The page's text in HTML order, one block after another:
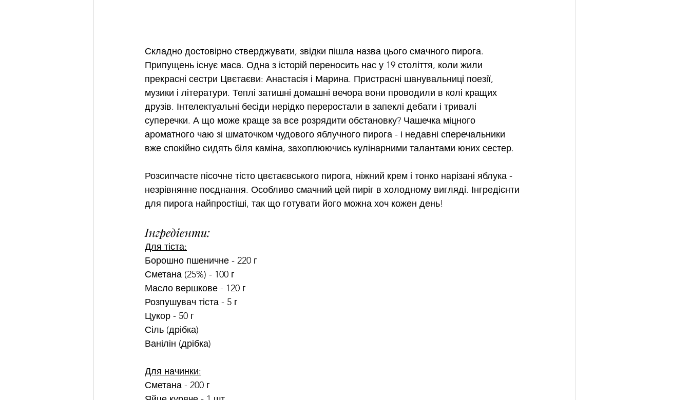
Складно достовірно стверджувати, звідки пішла назва цього смачного пирога.
Припущень існує маса. Одна з історій переносить нас у 19 століття, коли жили
прекрасні сестри Цвєтаєви: Анастасія і Марина. Пристрасні шанувальниці поезії,
музики і літератури. Теплі затишні домашні вечора вони проводили в колі кращих
друзів. Інтелектуальні бесіди нерідко переростали в запеклі дебати і тривалі
суперечки. А що може краще за все розрядити обстановку? Чашечка міцного
ароматного чаю зі шматочком чудового яблучного пирога - і недавні сперечальники
вже спокійно сидять біля каміна, захоплюючись кулінарними талантами юних сестер.
Розсипчасте пісочне тісто цвєтаєвського пирога, ніжний крем і тонко нарізані яблука -
незрівнянне поєднання. Особливо смачний цей пиріг в холодному вигляді. Інгредієнти
для пирога найпростіші, так що готувати його можна хоч кожен день!
Інгредієнти:
Для тіста:
Борошно пшеничне - 220 г
Сметана (25%) - 100 г
Масло вершкове - 120 г
Розпушувач тіста - 5 г
Цукор - 50 г
Сіль (дрібка)
Ванілін (дрібка)
Для начинки:
Сметана - 200 г